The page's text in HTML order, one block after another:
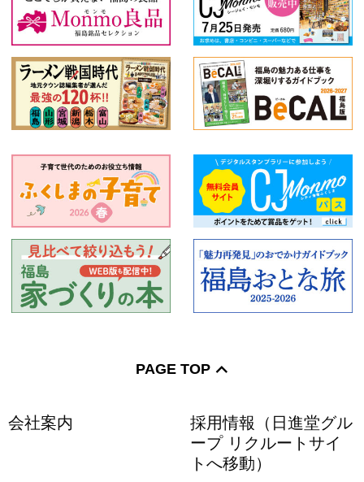
PAGE TOP
会社案内
採用情報（日進堂グル
ープ リクルートサイ
トへ移動）